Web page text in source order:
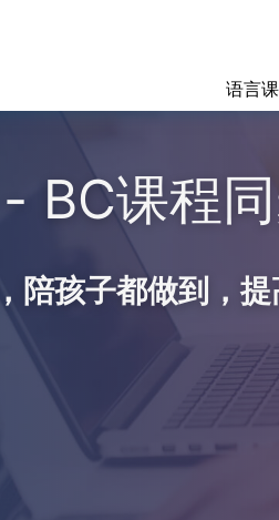
语言
BC课程
陪孩子都做到，